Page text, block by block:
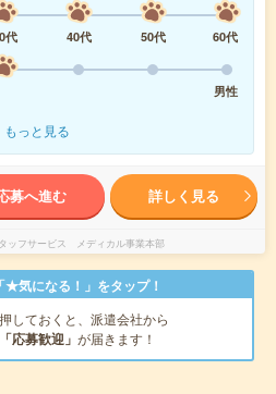
代 40代 50代
60代
男性
もっと見る
募へ進む 詳しく見る
ッフサービス メディカル事業本部
★気になる！」をタップ！
しておくと、派遣会社から
「応募歓迎」 が届きます！